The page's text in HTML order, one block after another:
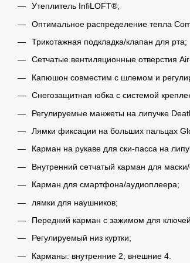
Утеплитель InfiLOFT®;
Оптимальное распределение тепла
Трикотажная подкладка/клапан для рта;
Сетчатые вентиляционные отверстия
Капюшон совместим с шлемом и
Снегозащитная юбка с системой
Регулируемые манжеты на липучке
Лямки фиксации на больших пальцах
Карман на рукаве для ски-пасса на
Внутренний сетчатый карман для маски/
Карман для смартфона/аудиоплеера;
лямки для наушников;
Передний карман с зажимом для
Регулируемый низ куртки;
Карманы: внутренние 2; внешние 4.